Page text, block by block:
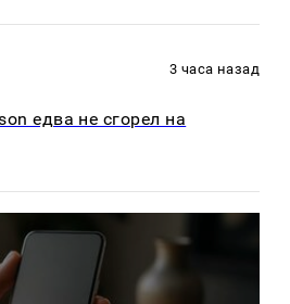
3 часа назад
едва не сгорел на